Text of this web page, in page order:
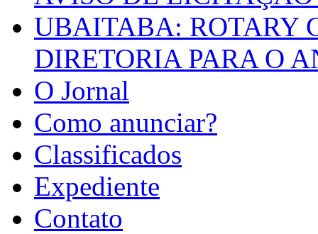
UBAITABA: ROTARY
DIRETORIA PARA O
O Jornal
Como anunciar?
Classificados
Expediente
Contato